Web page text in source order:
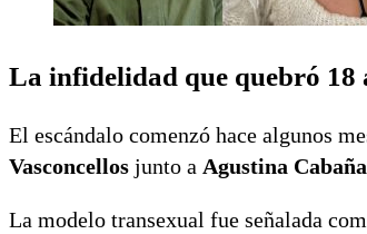
La infidelidad que quebró 18
El escándalo comenzó hace algunos
Vasconcellos junto a Agustina
La modelo transexual fue señalada